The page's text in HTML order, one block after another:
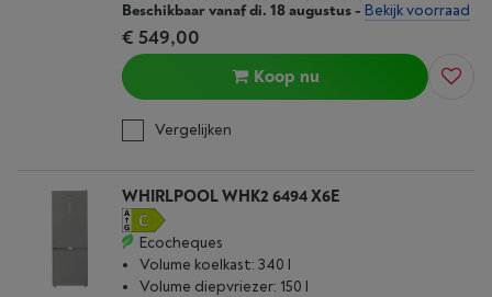
Beschikbaar vanaf di. 18 augustus- Bekijk voorraad
€ 549,00
Koop nu
Vergelijken
WHIRLPOOL WHK2 6494 X6E
Ecocheques
Volume koelkast: 340 l
Volume diepvriezer: 150 l